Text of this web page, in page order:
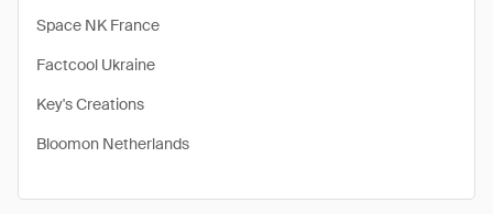
Space NK France
Factcool Ukraine
Key's Creations
Bloomon Netherlands